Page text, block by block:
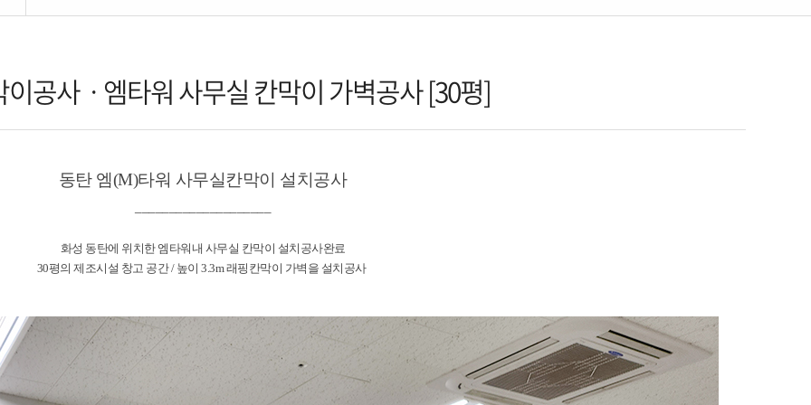
공사ㆍ엠타워 사무실 칸막이 가벽공사 [30평]
동탄 엠(M)타워 사무실칸막이 설치공사
화성 동탄에 위치한 엠타워내 사무실 칸막이 설치공사완료
30평의 제조시설 창고 공간 / 높이 3.3m 래핑칸막이 가벽을 설치공사